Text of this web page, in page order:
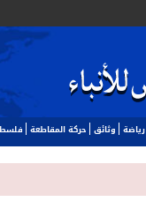
رياضة وثائق حركة المقاطعة